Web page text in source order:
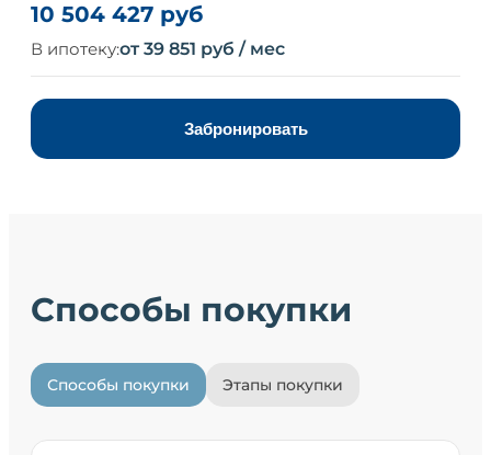
10 504 427 руб
В ипотеку:от 39 851 руб / мес
Забронировать
Способы покупки
Способы покупки Этапы покупки